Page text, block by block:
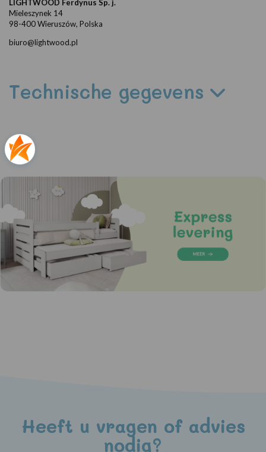
LIGHTWOOD Ferdynus Sp. j.
Mieleszynek 14
98-400 Wieruszów, Polska
biuro@lightwood.pl
Technische gegevens
Heeft u vragen of advies
nodig?